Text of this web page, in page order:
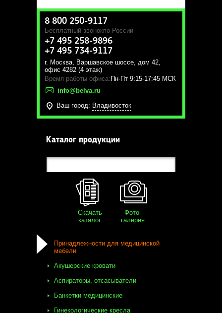
8 800 250-9117
Бесплатный звонокпо России
+7 495 258-9896
+7 495 734-9117
г. Москва, Варшавское шоссе, дом 42,
офис 4282 (4 этаж)
Время работы офиса: Пн-Пт 9:15-17:45 МСК
info@belva.ru
Ваш город: Владивосток
Каталог продукции
Скачать
каталог
Фото-
галерея
Принадлежности для медицинской
мебели
Акушерские кровати
Аспираторы, отсасыватели
Банкетки медицинские
Гинекологические кресла